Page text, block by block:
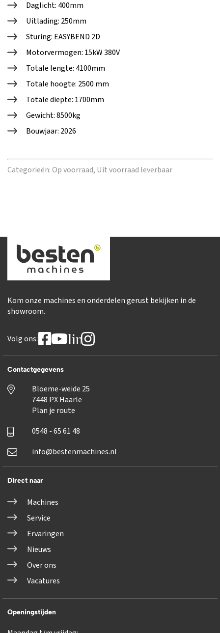
Daglicht: 400mm
Uitlading: 250mm
Sturing: EASYBEND 2D
Motorvermogen: 15kW 380V
Totale lengte: 4100mm
Totale hoogte: 2500 mm
Totale diepte: 1700mm
Gewicht: 8500kg
Bouwjaar: 2026
Categorieën:Op voorraad, Uit voorraad leverbaar
Kom onze machines en onderdelen gerust bekijken in de
showroom.
Volg ons: linkedin
Contactgegevens
Bloeme-weide 25
7448 PX Haarle
Plan je route
0548 - 65 61 48
info@bestenmachines.nl
Direct naar
Machines
Service
Ervaringen
Nieuws
Over ons
Vacatures
Openingstijden